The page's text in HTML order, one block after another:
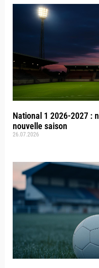
National 1 2026-2027 :
nouvelle saison
26.07.2026